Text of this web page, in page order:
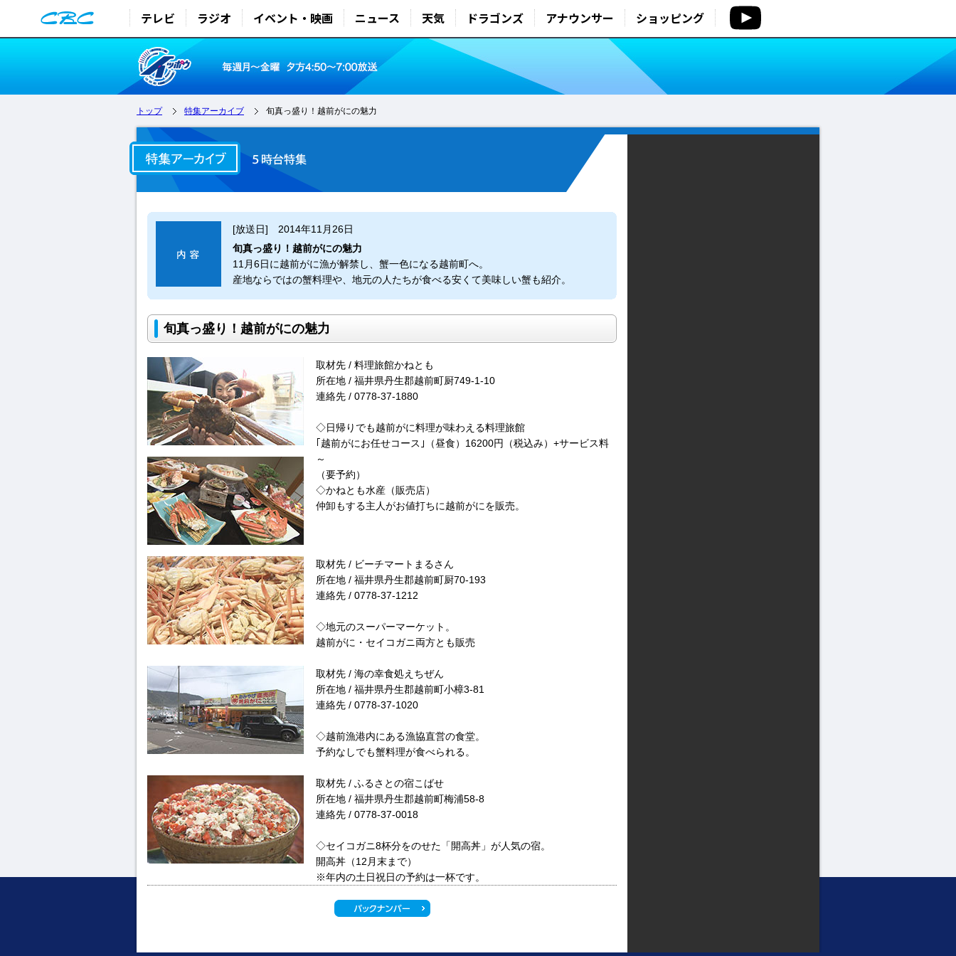
テレビ ラジオ イベント・映画 ニュース 天気 ドラゴンズ アナウンサー ショッピング
トップ 特集アーカイブ 旬真っ盛り！越前がにの魅力
[放送日] 2014年11月26日
旬真っ盛り！越前がにの魅力
11月6日に越前がに漁が解禁し、蟹一色になる越前町へ。
産地ならではの蟹料理や、地元の人たちが食べる安くて美味しい蟹も紹介。
旬真っ盛り！越前がにの魅力
取材先 / 料理旅館かねとも
所在地 / 福井県丹生郡越前町厨749-1-10
連絡先 / 0778-37-1880
◇日帰りでも越前がに料理が味わえる料理旅館
｢越前がにお任せコース｣（昼食）16200円（税込み）+サービス料
～
（要予約）
◇かねとも水産（販売店）
仲卸もする主人がお値打ちに越前がにを販売。
取材先 / ビーチマートまるさん
所在地 / 福井県丹生郡越前町厨70-193
連絡先 / 0778-37-1212
◇地元のスーパーマーケット。
越前がに・セイコガニ両方とも販売
取材先 / 海の幸食処えちぜん
所在地 / 福井県丹生郡越前町小樟3-81
連絡先 / 0778-37-1020
◇越前漁港内にある漁協直営の食堂。
予約なしでも蟹料理が食べられる。
取材先 / ふるさとの宿こばせ
所在地 / 福井県丹生郡越前町梅浦58-8
連絡先 / 0778-37-0018
◇セイコガニ8杯分をのせた「開高丼」が人気の宿。
開高丼（12月末まで）
※年内の土日祝日の予約は一杯です。